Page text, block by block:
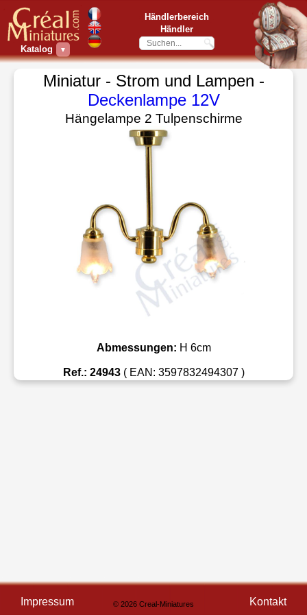
Katalog ▼
Händlerbereich
Händler
Miniatur - Strom und Lampen -
Deckenlampe 12V
Hängelampe 2 Tulpenschirme
Abmessungen: H 6cm
Ref.: 24943( EAN: 3597832494307 )
Impressum © 2026 Creal-Miniatures Kontakt